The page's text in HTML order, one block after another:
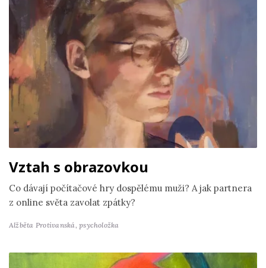
Vztah s obrazovkou
Co dávají počítačové hry dospělému muži? A jak partnera
z online světa zavolat zpátky?
Alžběta Protivanská,psycholožka